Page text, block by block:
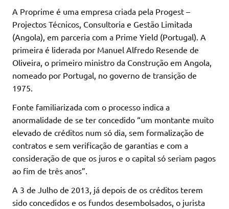
A Proprime é uma empresa criada pela Progest –
Projectos Técnicos, Consultoria e Gestão Limitada
(Angola), em parceria com a Prime Yield (Portugal). A
primeira é liderada por Manuel Alfredo Resende de
Oliveira, o primeiro ministro da Construção em Angola,
nomeado por Portugal, no governo de transição de
1975.
Fonte familiarizada com o processo indica a
anormalidade de se ter concedido “um montante muito
elevado de créditos num só dia, sem formalização de
contratos e sem verificação de garantias e com a
consideração de que os juros e o capital só seriam pagos
ao fim de três anos”.
A 3 de Julho de 2013, já depois de os créditos terem
sido concedidos e os fundos desembolsados, o jurista